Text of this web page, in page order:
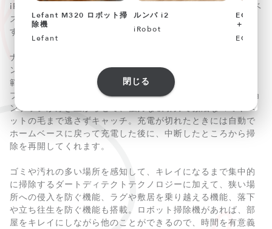
iRobot（アイロボット）の「ルンバ i2」は、性能と価格のベ
ストバランスを誇るシンプルで使いやすいロボット掃除機で
す。
ナビゲーションシステムを搭載しており、規則正しいパター
ンで動きながら、掃除するたびにお部屋の間取りを学習。広
範囲を効率的に無駄なく掃除できます。エッジクリーニング
ブラシでかき出したゴミは、2本のゴム製のデュアルアクショ
ンブラシが浮き上がらせて、強力な吸引力で微細なゴミやペ
ットの毛まで逃さずキャッチ。充電が切れたときには自動で
ホームベースに戻って充電した後に、中断したところから掃
除を再開してくれます。
ゴミや汚れの多い場所を感知して、キレイになるまで集中的
に掃除するダートディテクトテクノロジーに加えて、狭い場
所への侵入を防ぐ機能、ラグや敷居を乗り越える機能、落下
や立ち往生を防ぐ機能も搭載。ロボット掃除機があれば、部
屋をキレイにしながら他のことができるので、時間を有意義
Lefant M320 ロボット掃
除機
Lefant
ルンバ i2
iRobot
＋
閉じる